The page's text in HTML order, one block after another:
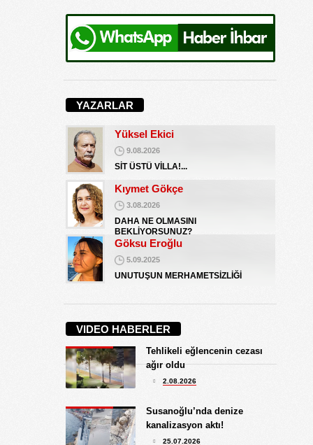
YAZARLAR
Hediye Eroğlu
3.08.2026
Koray Ünlü
BATSIN BU DÜNYA
Yüksel Ekici
9.08.2026
SİT ÜSTÜ VİLLA!...
Kıymet Gökçe
3.08.2026
DAHA NE OLMASINI
BEKLİYORSUNUZ?
Göksu Eroğlu
5.09.2025
UNUTUŞUN MERHAMETSİZLİĞİ
İŞGALCİ GÖRÜNÜMLÜ HALK!
Koray Ünlü
10.09.2024
BATSIN BU DÜNYA
Yüksel Ekici
9.08.2026
SİT ÜSTÜ VİLLA!...
VIDEO HABERLER
Tehlikeli eğlencenin cezası
ağır oldu
2.08.2026
Susanoğlu’nda denize
kanalizasyon aktı!
25.07.2026